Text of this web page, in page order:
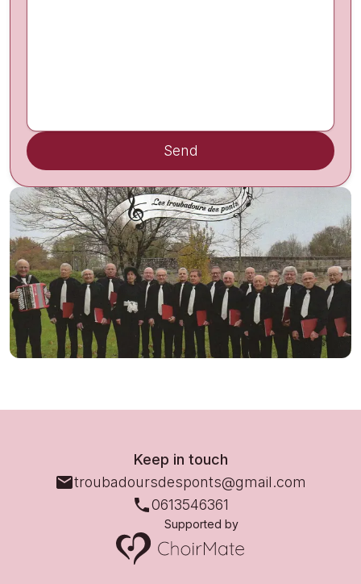
Send
Keep in touch
troubadoursdesponts@gmail.com
0613546361
Supported by